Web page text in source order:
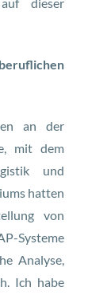
an der
mit dem
und
hatten
von
Systeme
Analyse,
Ich habe